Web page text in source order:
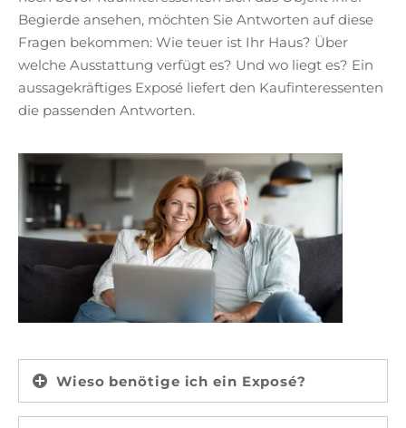
Begierde ansehen, möchten Sie Antworten auf diese
Fragen bekommen: Wie teuer ist Ihr Haus? Über
welche Ausstattung verfügt es? Und wo liegt es? Ein
aussagekräftiges Exposé liefert den Kaufinteressenten
die passenden Antworten.
Wieso benötige ich ein Exposé?